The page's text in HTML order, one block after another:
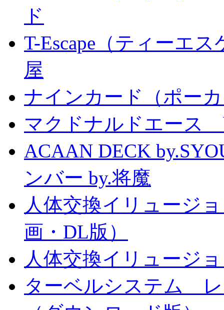
ド
T-Escape（ティーエ
屋
ナインカード（ポー
マクドナルドエース
ACAAN DECK
ンバー by.将魔
人体交換イリュージ
画・DL版）
人体交換イリュージ
ターベルシステム